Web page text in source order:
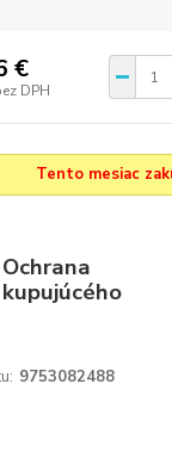
€
DPH
Tento mesiac
Ochrana
kupujúcého
9753082488